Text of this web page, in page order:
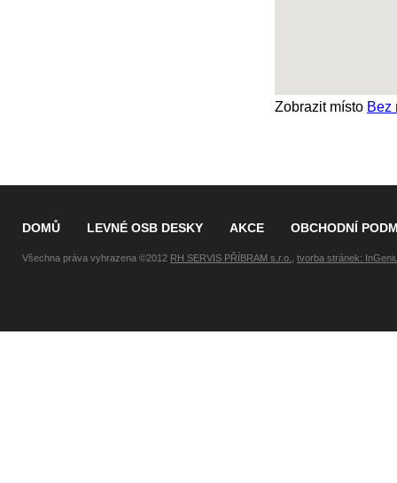
Zobrazit místo Bez
DOMŮ LEVNÉ OSB DESKY AKCE OBCHODNÍ
Všechna práva vyhrazena ©2012 RH SERVIS PŘÍBRAM s.r.o. tvorba stránek: